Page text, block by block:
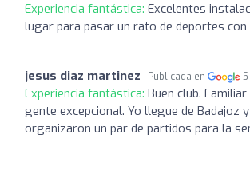
Experiencia fantástica: Excelentes
lugar para pasar un rato de deportes con
jesus diaz martinez Publicada en
Experiencia fantástica: Buen club.
gente excepcional. Yo llegue de Badajoz
organizaron un par de partidos para la